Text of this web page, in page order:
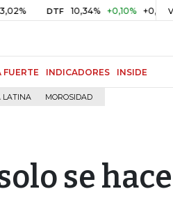
DTF 10,34% +0,10% +0,98%
FUERTE INDICADORES INSIDE
LATINA MOROSIDAD
se